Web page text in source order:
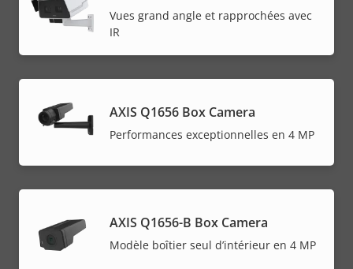
Vues grand angle et rapprochées avec
IR
AXIS Q1656 Box Camera
Performances exceptionnelles en 4 MP
AXIS Q1656-B Box Camera
Modèle boîtier seul d’intérieur en 4 MP